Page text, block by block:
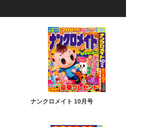
ナンクロメイト 10月号